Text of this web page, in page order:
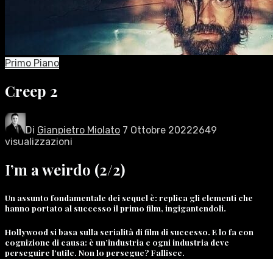
Primo Piano
Creep 2
Di Gianpietro Miolato 7 Ottobre 20222649
visualizzazioni
I’m a weirdo (2/2)
Un assunto fondamentale dei sequel è: replica gli elementi che
hanno portato al successo il primo film, ingigantendoli.
Hollywood si basa sulla serialità di film di successo. E lo fa con
cognizione di causa: è un’industria e ogni industria deve
perseguire l’utile. Non lo persegue? Fallisce.